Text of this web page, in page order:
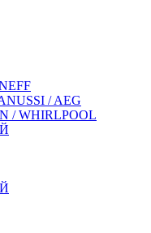
/ AEG
/ WHIRLPOOL